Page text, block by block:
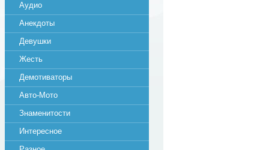
Аудио
Анекдоты
Девушки
Жесть
Демотиваторы
Авто-Мото
Знаменитости
Интересное